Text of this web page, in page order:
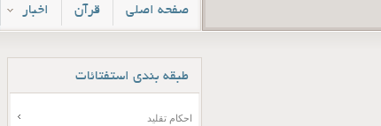
صفحه اصلی قرآن اخبار
طبقه بندی استفتائات
احکام تقلید